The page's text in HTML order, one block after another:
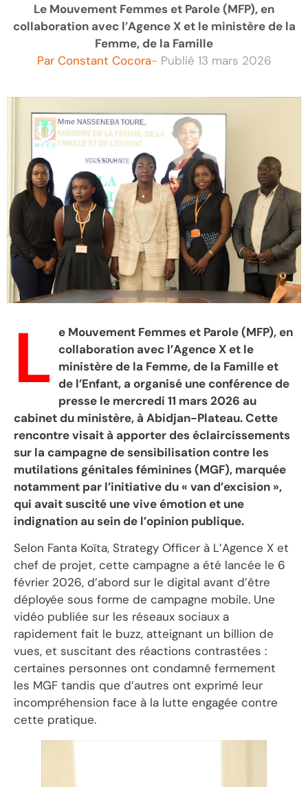
Le Mouvement Femmes et Parole (MFP), en
collaboration avec l’Agence X et le ministère de la
Femme, de la Famille
Par Constant Cocora- Publié 13 mars 2026
L e Mouvement Femmes et Parole (MFP), en
collaboration avec l’Agence X et le
ministère de la Femme, de la Famille et
de l’Enfant, a organisé une conférence de
presse le mercredi 11 mars 2026 au
cabinet du ministère, à Abidjan-Plateau. Cette
rencontre visait à apporter des éclaircissements
sur la campagne de sensibilisation contre les
mutilations génitales féminines (MGF), marquée
notamment par l’initiative du « van d’excision »,
qui avait suscité une vive émotion et une
indignation au sein de l’opinion publique.
Selon Fanta Koïta, Strategy Officer à L’Agence X et
chef de projet, cette campagne a été lancée le 6
février 2026, d’abord sur le digital avant d’être
déployée sous forme de campagne mobile. Une
vidéo publiée sur les réseaux sociaux a
rapidement fait le buzz, atteignant un billion de
vues, et suscitant des réactions contrastées :
certaines personnes ont condamné fermement
les MGF tandis que d’autres ont exprimé leur
incompréhension face à la lutte engagée contre
cette pratique.